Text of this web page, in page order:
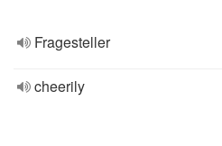
Fragesteller
cheerily